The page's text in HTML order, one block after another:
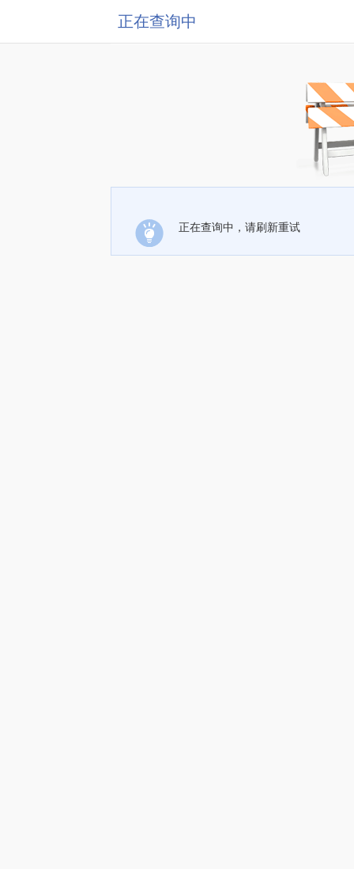
正在查询中
正在查询中，请刷新重试